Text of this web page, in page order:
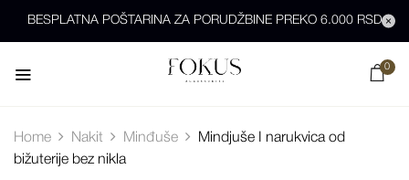
BESPLATNA POŠTARINA ZA PORUDŽBINE PREKO 6.000 RSD
0
Home Nakit Minđuše
Mindjuše I narukvica od
bižuterije bez nikla